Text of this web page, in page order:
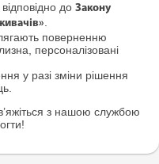
до Закону
.
поверненню
персоналізовані
у разі зміни рішення
з нашою службою